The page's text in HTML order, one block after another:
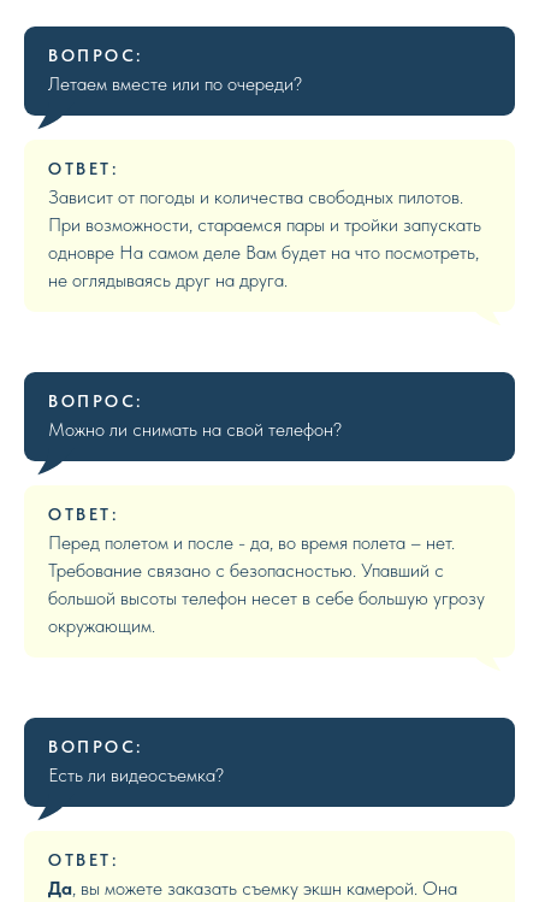
ВОПРОС:
Летаем вместе или по очереди?
ОТВЕТ:
Зависит от погоды и количества свободных пилотов.
При возможности, стараемся пары и тройки запускать
одновре На самом деле Вам будет на что посмотреть,
не оглядываясь друг на друга.
ВОПРОС:
Можно ли снимать на свой телефон?
ОТВЕТ:
Перед полетом и после - да, во время полета – нет.
Требование связано с безопасностью. Упавший с
большой высоты телефон несет в себе большую угрозу
окружающим.
ВОПРОС:
Есть ли видеосъемка?
ОТВЕТ:
Да , вы можете заказать съемку экшн камерой. Она